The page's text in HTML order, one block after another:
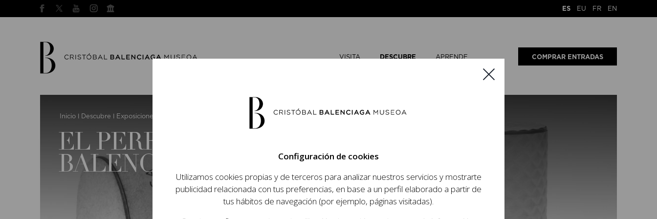
ES EU FR EN
VISITA DESCUBRE APRENDE COMPRAR ENTRADAS
Inicio Descubre Exposiciones actuales El perfume en el tiempo de Balenciaga
EL PERFUME EN EL TIEMPO DE
BALENCIAGA
Configuración de cookies
Utilizamos cookies propias y de terceros para analizar nuestros servicios y mostrarte
publicidad relacionada con tus preferencias, en base a un perfil elaborado a partir de
tus hábitos de navegación (por ejemplo, páginas visitadas).